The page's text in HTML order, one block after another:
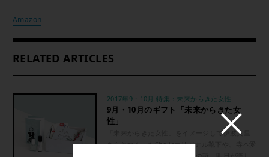
Amazon
RELATED ARTICLES
2017年9・10月 特集：未来からきた女性
9月・10月のギフト「未来からきた女
性」
「未来からきた女性」をイメージして伊波英里
さんとつくったShe isオリジナル靴下や、寺本愛